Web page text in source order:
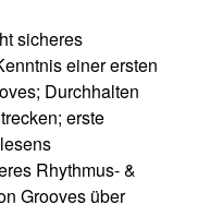
sicheres
einer ersten
Durchhalten
erste
Rhythmus- &
Grooves über